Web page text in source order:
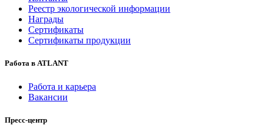
Реестр экологической информации
Награды
Сертификаты
Сертификаты продукции
Работа в ATLANT
Работа и карьера
Вакансии
Пресс-центр